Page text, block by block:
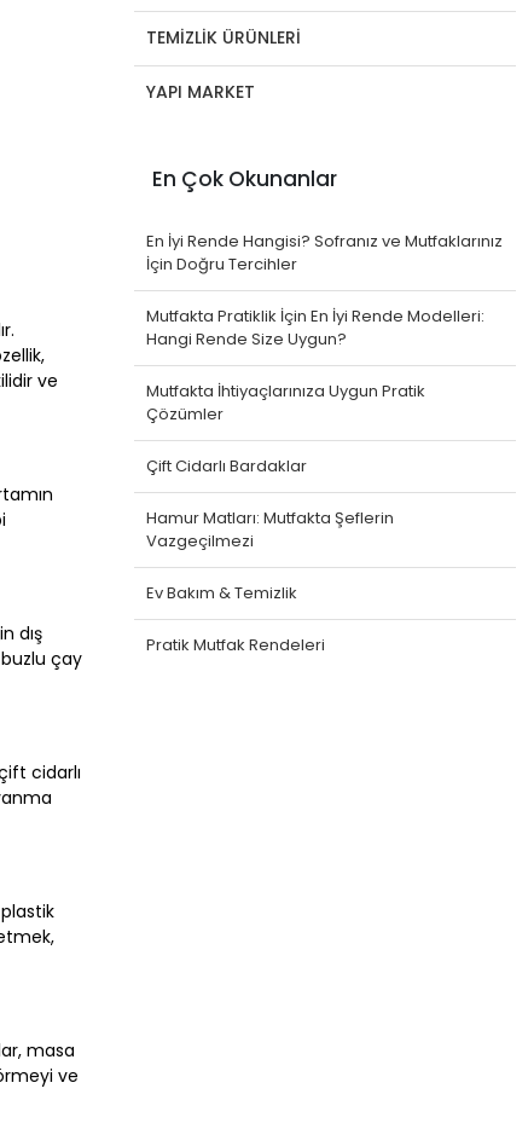
ve
dış
çay
cidarlı
masa
ve
TEMİZLİK ÜRÜNLERİ
YAPI MARKET
En Çok Okunanlar
En İyi Rende Hangisi? Sofranız ve Mutfaklarınız
İçin Doğru Tercihler
Mutfakta Pratiklik İçin En İyi Rende Modelleri:
Hangi Rende Size Uygun?
Mutfakta İhtiyaçlarınıza Uygun Pratik
Çözümler
Çift Cidarlı Bardaklar
Hamur Matları: Mutfakta Şeflerin
Vazgeçilmezi
Ev Bakım & Temizlik
Pratik Mutfak Rendeleri